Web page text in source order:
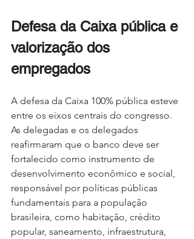
Defesa da Caixa pública e
valorização dos
empregados
A defesa da Caixa 100% pública esteve
entre os eixos centrais do congresso.
As delegadas e os delegados
reafirmaram que o banco deve ser
fortalecido como instrumento de
desenvolvimento econômico e social,
responsável por políticas públicas
fundamentais para a população
brasileira, como habitação, crédito
popular, saneamento, infraestrutura,